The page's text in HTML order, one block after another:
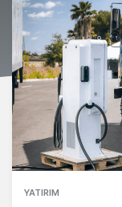
YATIRIM